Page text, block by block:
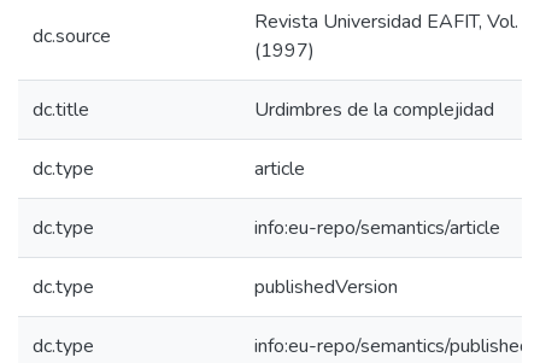
dc.source
Revista Universidad EAFIT, Vol.
(1997)
dc.title Urdimbres de la complejidad
dc.type article
dc.type info:eu-repo/semantics/article
dc.type publishedVersion
dc.type info:eu-repo/semantics/